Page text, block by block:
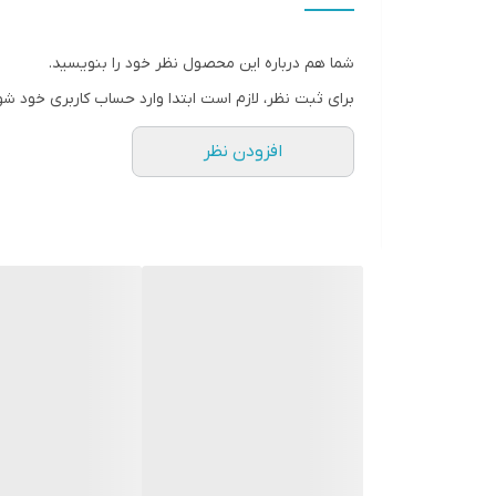
شما هم درباره این محصول نظر خود را بنویسید.
برای ثبت نظر، لازم است ابتدا وارد حساب کاربری خود
افزودن نظر